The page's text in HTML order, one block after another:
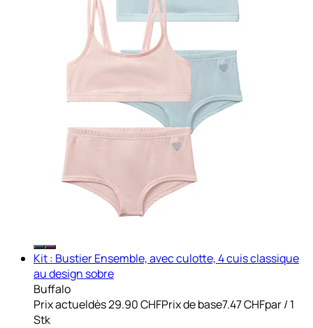
Kit : Bustier Ensemble, avec culotte, 4 cuis classique
au design sobre
Buffalo
Prix actueldès29.90 CHFPrix de base7.47 CHFpar/ 1
Stk